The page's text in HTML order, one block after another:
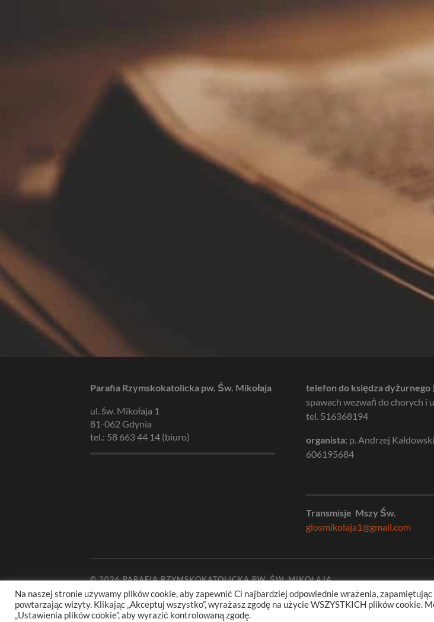
Parafia Rzymskokatolicka pw. Św. Mikołaja
ul. św. Mikołaja 1
81-062 Gdynia
tel.: 58 663 44 14 (biuro)
telefon do księdza dyżurnego
spawach wezwań do chorych i
tel. 516368194
organista: p. Andrzej
606195684
Transmisje Mszy Św.
glosmikolaja1@gmail.com
© 2026PARAFIA RZYMSKOKATOLICKA PW. ŚW. MIKOŁAJA
Na naszej stronie używamy plików cookie, aby zapewnić Ci najbardziej odpowiednie wrażenia,
powtarzając wizyty. Klikając „Akceptuj wszystko”, wyrażasz zgodę na użycie WSZYSTKICH plików cookie.
„Ustawienia plików cookie”, aby wyrazić kontrolowaną zgodę.